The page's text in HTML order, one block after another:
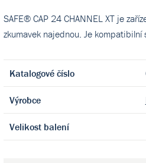
SAFE® CAP 24 CHANNEL XT je
zkumavek najednou. Je kompatibilní
Katalogové číslo
Výrobce
Velikost balení